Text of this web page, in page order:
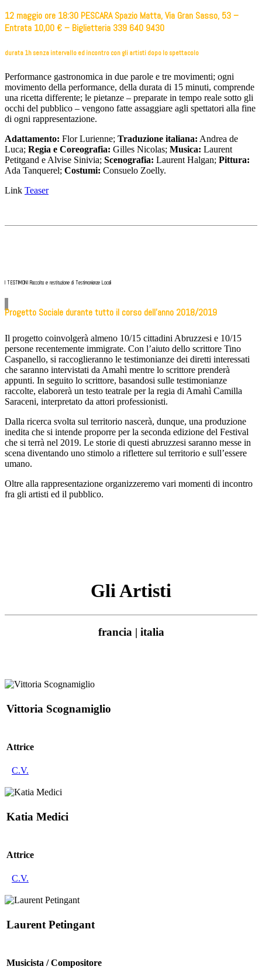
12 maggio ore 18:30 PESCARA Spazio Matta, Via Gran Sasso, 53 –
Entrata 10,00 € – Biglietteria 339 640 9430
durata 1h senza intervallo ed incontro con gli artisti dopo lo spettacolo
Performance gastronomica in due parole e tre movimenti; ogni
movimento della performance, della durata di 15 minuti, comprende
una ricetta differente; le pietanze – preparate in tempo reale sotto gli
occhi del pubblico – vengono fatte assaggiare agli spettatori alla fine
di ogni rappresentazione.
Adattamento: Flor Lurienne; Traduzione italiana: Andrea de
Luca; Regia e Coreografia: Gilles Nicolas; Musica: Laurent
Petitgand e Alvise Sinivia; Scenografia: Laurent Halgan; Pittura:
Ada Tanquerel; Costumi: Consuelo Zoelly.
Link Teaser
I TESTIMONI Raccolta e restituzione di Testimonianze Locali
Progetto Sociale durante tutto il corso dell’anno 2018/2019
Il progetto coinvolgerà almeno 10/15 cittadini Abruzzesi e 10/15
persone recentemente immigrate. Con l’aiuto dello scrittore Tino
Caspanello, si raccoglieranno le testimonianze dei diretti interessati
che saranno intervistati da Amahì mentre lo scrittore prenderà
appunti. In seguito lo scrittore, basandosi sulle testimonianze
raccolte, elaborerà un testo teatrale per la regia di Amahì Camilla
Saraceni, interpretato da attori professionisti.
Dalla ricerca svolta sul territorio nascerà, dunque, una produzione
inedita che si intende proporre per la seconda edizione del Festival
che si terrà nel 2019. Le storie di questi abruzzesi saranno messe in
scena diventando uno stimolo a riflettere sul territorio e sull’essere
umano.
Oltre alla rappresentazione organizzeremo vari momenti di incontro
fra gli artisti ed il pubblico.
Gli Artisti
francia | italia
Vittoria Scognamiglio
Attrice
C.V.
Katia Medici
Attrice
C.V.
Laurent Petingant
Musicista / Compositore